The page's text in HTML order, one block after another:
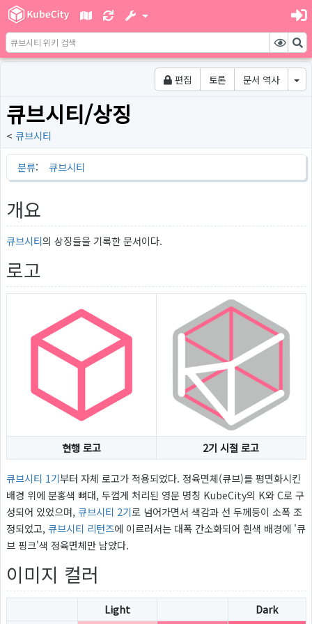
편집 토론 문서 역사
큐브시티/상징
< 큐브시티
분류: 큐브시티
개요
큐브시티의 상징들을 기록한 문서이다.
로고
현행 로고 2기 시절 로고
큐브시티 1기부터 자체 로고가 적용되었다. 정육면체(큐브)를 평면화시킨
배경 위에 분홍색 뼈대, 두껍게 처리된 영문 명칭 KubeCity의 K와 C로 구
성되어 있었으며, 큐브시티 2기로 넘어가면서 색감과 선 두께등이 소폭 조
정되었고, 큐브시티 리턴즈에 이르러서는 대폭 간소화되어 흰색 배경에 '큐
브 핑크'색 정육면체만 남았다.
이미지 컬러
Light Dark